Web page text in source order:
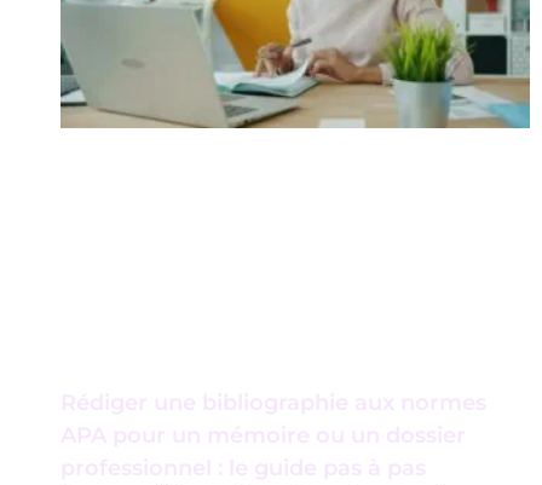
Rédiger une bibliographie aux normes
APA pour un mémoire ou un dossier
professionnel : le guide pas à pas